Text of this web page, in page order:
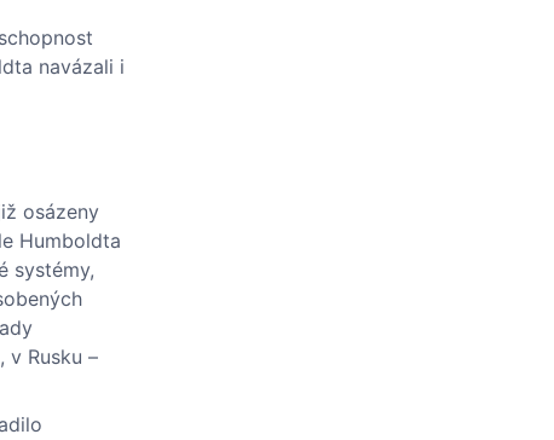
navázali i
osázeny
Humboldta
systémy,
v Rusku –